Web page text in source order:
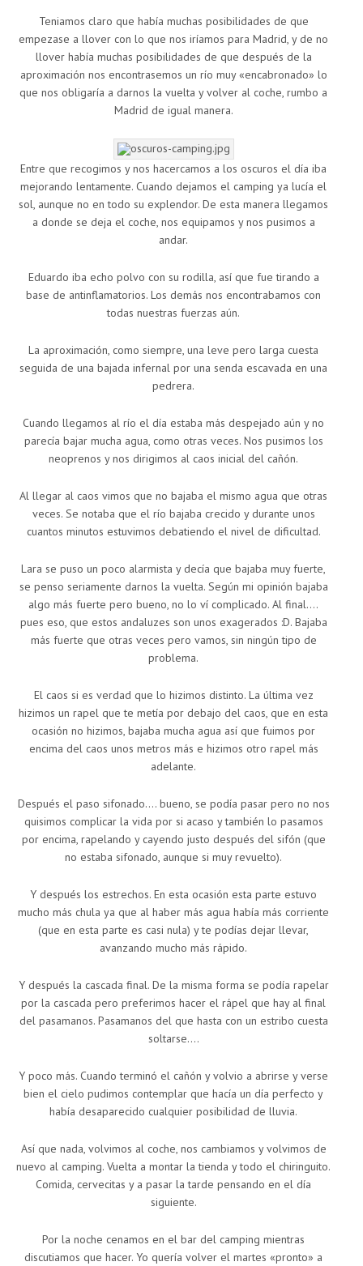
Teniamos claro que había muchas posibilidades de que
empezase a llover con lo que nos iríamos para Madrid, y de no
llover había muchas posibilidades de que después de la
aproximación nos encontrasemos un río muy «encabronado» lo
que nos obligaría a darnos la vuelta y volver al coche, rumbo a
Madrid de igual manera.
Entre que recogimos y nos hacercamos a los oscuros el día iba
mejorando lentamente. Cuando dejamos el camping ya lucía el
sol, aunque no en todo su explendor. De esta manera llegamos
a donde se deja el coche, nos equipamos y nos pusimos a
andar.
Eduardo iba echo polvo con su rodilla, así que fue tirando a
base de antinflamatorios. Los demás nos encontrabamos con
todas nuestras fuerzas aún.
La aproximación, como siempre, una leve pero larga cuesta
seguida de una bajada infernal por una senda escavada en una
pedrera.
Cuando llegamos al río el día estaba más despejado aún y no
parecía bajar mucha agua, como otras veces. Nos pusimos los
neoprenos y nos dirigimos al caos inicial del cañón.
Al llegar al caos vimos que no bajaba el mismo agua que otras
veces. Se notaba que el río bajaba crecido y durante unos
cuantos minutos estuvimos debatiendo el nivel de dificultad.
Lara se puso un poco alarmista y decía que bajaba muy fuerte,
se penso seriamente darnos la vuelta. Según mi opinión bajaba
algo más fuerte pero bueno, no lo ví complicado. Al final….
pues eso, que estos andaluzes son unos exagerados :D. Bajaba
más fuerte que otras veces pero vamos, sin ningún tipo de
problema.
El caos si es verdad que lo hizimos distinto. La última vez
hizimos un rapel que te metía por debajo del caos, que en esta
ocasión no hizimos, bajaba mucha agua así que fuimos por
encima del caos unos metros más e hizimos otro rapel más
adelante.
Después el paso sifonado…. bueno, se podía pasar pero no nos
quisimos complicar la vida por si acaso y también lo pasamos
por encima, rapelando y cayendo justo después del sifón (que
no estaba sifonado, aunque si muy revuelto).
Y después los estrechos. En esta ocasión esta parte estuvo
mucho más chula ya que al haber más agua había más corriente
(que en esta parte es casi nula) y te podías dejar llevar,
avanzando mucho más rápido.
Y después la cascada final. De la misma forma se podía rapelar
por la cascada pero preferimos hacer el rápel que hay al final
del pasamanos. Pasamanos del que hasta con un estribo cuesta
soltarse….
Y poco más. Cuando terminó el cañón y volvio a abrirse y verse
bien el cielo pudimos contemplar que hacía un día perfecto y
había desaparecido cualquier posibilidad de lluvia.
Así que nada, volvimos al coche, nos cambiamos y volvimos de
nuevo al camping. Vuelta a montar la tienda y todo el chiringuito.
Comida, cervecitas y a pasar la tarde pensando en el día
siguiente.
Por la noche cenamos en el bar del camping mientras
discutiamos que hacer. Yo quería volver el martes «pronto» a